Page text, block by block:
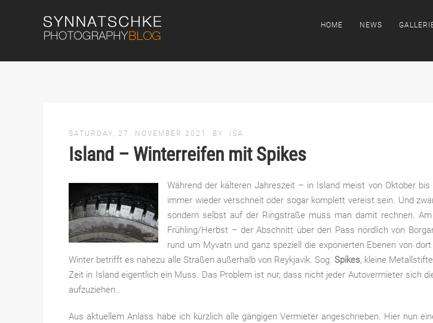
HOME NEWS
SATURDAY, 27. NOVEMBER 2021 BY ISA
Island – Winterreifen mit Spikes
Während der kälteren Jahreszeit – in Island meist von Oktober
immer wieder verschneit oder sogar komplett vereist sein. Und
sondern selbst auf der Ringstraße muss man damit rechnen.
Frühling/Herbst – der Abschnitt über den Pass nördlich von
rund um Myvatn und ganz speziell die exponierten Ebenen von
Winter betrifft es nahezu alle Straßen außerhalb von Reykjavik. Sog.Spikes, kleine
Zeit in Island eigentlich ein Muss. Das Problem ist nur, dass nicht jeder Autovermieter sich
aufzuziehen…
Aus aktuellem Anlass habe ich kürzlich alle gängigen Vermieter angeschrieben. Hier nun